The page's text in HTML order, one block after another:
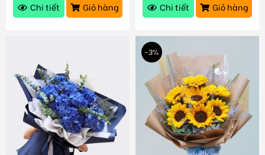
Chi tiết
Giỏ hàng
Chi tiết
Giỏ hàng
-3%